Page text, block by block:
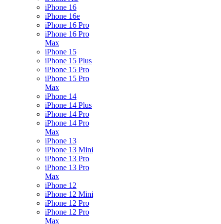
iPhone 16
iPhone 16e
iPhone 16 Pro
iPhone 16 Pro
Max
iPhone 15
iPhone 15 Plus
iPhone 15 Pro
iPhone 15 Pro
Max
iPhone 14
iPhone 14 Plus
iPhone 14 Pro
iPhone 14 Pro
Max
iPhone 13
iPhone 13 Mini
iPhone 13 Pro
iPhone 13 Pro
Max
iPhone 12
iPhone 12 Mini
iPhone 12 Pro
iPhone 12 Pro
Max